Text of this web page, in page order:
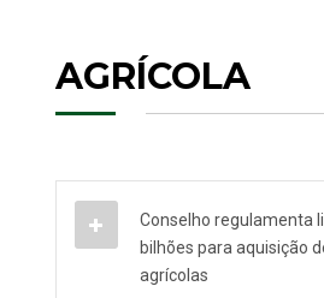
AGRÍCOLA
Conselho regulamenta
bilhões para aquisição
agrícolas